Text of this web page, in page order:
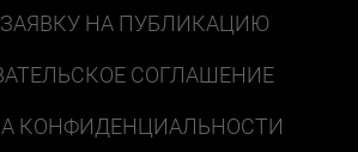
НА ПУБЛИКАЦИЮ
СОГЛАШЕНИЕ
КОНФИДЕНЦИАЛЬНОСТИ